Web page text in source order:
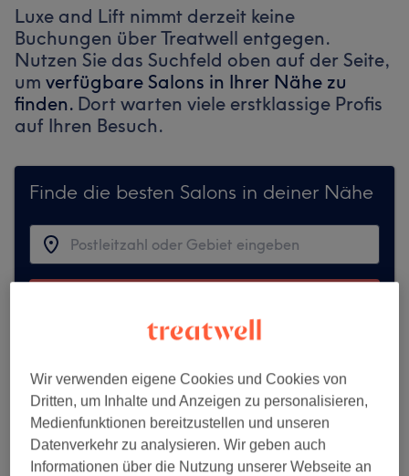
Luxe and Lift nimmt derzeit keine
Buchungen über Treatwell entgegen.
Nutzen Sie das Suchfeld oben auf der Seite,
um verfügbare Salons in Ihrer Nähe zu
finden. Dort warten viele erstklassige Profis
auf Ihren Besuch.
Finde die besten Salons in deiner Nähe
Wir verwenden eigene Cookies und Cookies von
Dritten, um Inhalte und Anzeigen zu personalisieren,
Medienfunktionen bereitzustellen und unseren
Datenverkehr zu analysieren. Wir geben auch
Informationen über die Nutzung unserer Webseite an